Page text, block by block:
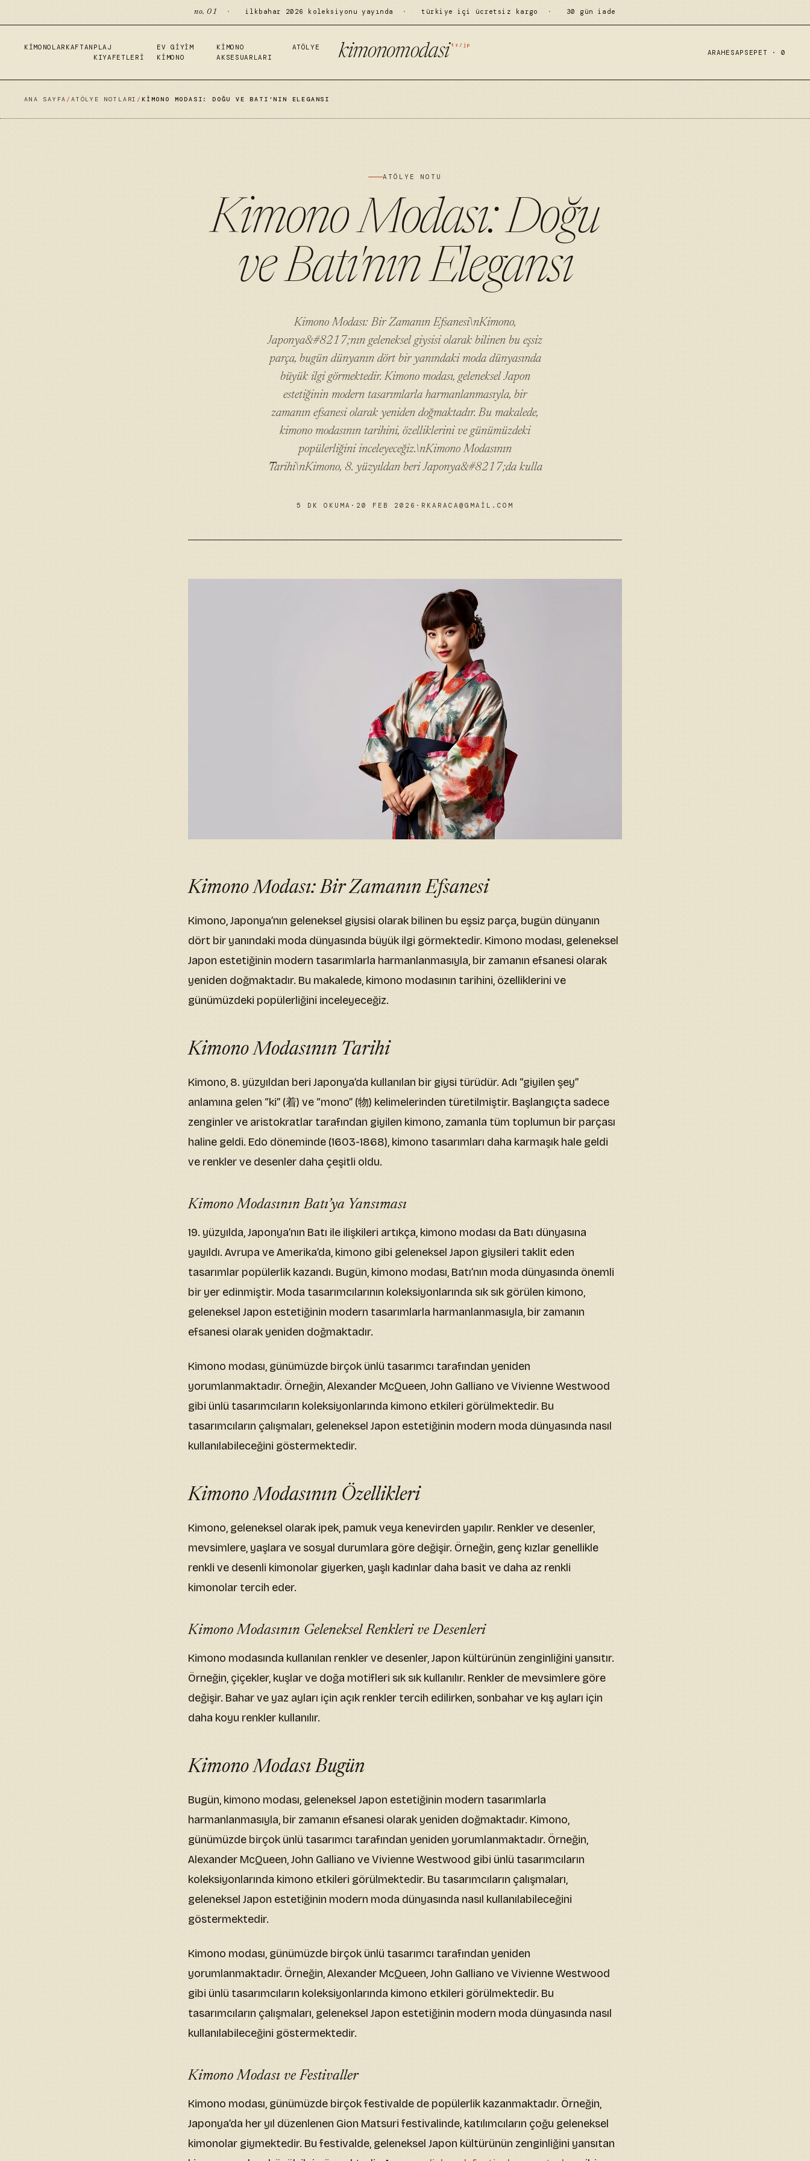
no. 01 · ilkbahar 2026 koleksiyonu yayında · türkiye içi ücretsiz kargo · 30 gün iade
KIMONOLAR KAFTAN PLAJ
KIYAFETLERI
EV GIYIM
KIMONO
KIMONO
AKSESUARLARI
ATÖLYE kimonomodasi tr/jp
ARAHESAP SEPET ·0
ANA SAYFA /ATÖLYE NOTLARI /KIMONO MODASI: DOĞU VE BATI'NIN ELEGANSI
ATÖLYE NOTU
Kimono Modası: Doğu
ve Batı'nın Elegansı
Kimono Modası: Bir Zamanın Efsanesi\nKimono,
Japonya&#8217;nın geleneksel giysisi olarak bilinen bu eşsiz
parça, bugün dünyanın dört bir yanındaki moda dünyasında
büyük ilgi görmektedir. Kimono modası, geleneksel Japon
estetiğinin modern tasarımlarla harmanlanmasıyla, bir
zamanın efsanesi olarak yeniden doğmaktadır. Bu makalede,
kimono modasının tarihini, özelliklerini ve günümüzdeki
popülerliğini inceleyeceğiz.\nKimono Modasının
Tarihi\nKimono, 8. yüzyıldan beri Japonya&#8217;da kulla
5 DK OKUMA · 20 FEB 2026 · RKARACA@GMAIL.COM
Kimono Modası: Bir Zamanın Efsanesi
Kimono, Japonya’nın geleneksel giysisi olarak bilinen bu eşsiz parça, bugün dünyanın
dört bir yanındaki moda dünyasında büyük ilgi görmektedir. Kimono modası, geleneksel
Japon estetiğinin modern tasarımlarla harmanlanmasıyla, bir zamanın efsanesi olarak
yeniden doğmaktadır. Bu makalede, kimono modasının tarihini, özelliklerini ve
günümüzdeki popülerliğini inceleyeceğiz.
Kimono Modasının Tarihi
Kimono, 8. yüzyıldan beri Japonya’da kullanılan bir giysi türüdür. Adı “giyilen şey”
anlamına gelen “ki” (着) ve “mono” (物) kelimelerinden türetilmiştir. Başlangıçta sadece
zenginler ve aristokratlar tarafından giyilen kimono, zamanla tüm toplumun bir parçası
haline geldi. Edo döneminde (1603-1868), kimono tasarımları daha karmaşık hale geldi
ve renkler ve desenler daha çeşitli oldu.
Kimono Modasının Batı’ya Yansıması
19. yüzyılda, Japonya’nın Batı ile ilişkileri artıkça, kimono modası da Batı dünyasına
yayıldı. Avrupa ve Amerika’da, kimono gibi geleneksel Japon giysileri taklit eden
tasarımlar popülerlik kazandı. Bugün, kimono modası, Batı’nın moda dünyasında önemli
bir yer edinmiştir. Moda tasarımcılarının koleksiyonlarında sık sık görülen kimono,
geleneksel Japon estetiğinin modern tasarımlarla harmanlanmasıyla, bir zamanın
efsanesi olarak yeniden doğmaktadır.
Kimono modası, günümüzde birçok ünlü tasarımcı tarafından yeniden
yorumlanmaktadır. Örneğin, Alexander McQueen, John Galliano ve Vivienne Westwood
gibi ünlü tasarımcıların koleksiyonlarında kimono etkileri görülmektedir. Bu
tasarımcıların çalışmaları, geleneksel Japon estetiğinin modern moda dünyasında nasıl
kullanılabileceğini göstermektedir.
Kimono Modasının Özellikleri
Kimono, geleneksel olarak ipek, pamuk veya kenevirden yapılır. Renkler ve desenler,
mevsimlere, yaşlara ve sosyal durumlara göre değişir. Örneğin, genç kızlar genellikle
renkli ve desenli kimonolar giyerken, yaşlı kadınlar daha basit ve daha az renkli
kimonolar tercih eder.
Kimono Modasının Geleneksel Renkleri ve Desenleri
Kimono modasında kullanılan renkler ve desenler, Japon kültürünün zenginliğini yansıtır.
Örneğin, çiçekler, kuşlar ve doğa motifleri sık sık kullanılır. Renkler de mevsimlere göre
değişir. Bahar ve yaz ayları için açık renkler tercih edilirken, sonbahar ve kış ayları için
daha koyu renkler kullanılır.
Kimono Modası Bugün
Bugün, kimono modası, geleneksel Japon estetiğinin modern tasarımlarla
harmanlanmasıyla, bir zamanın efsanesi olarak yeniden doğmaktadır. Kimono,
günümüzde birçok ünlü tasarımcı tarafından yeniden yorumlanmaktadır. Örneğin,
Alexander McQueen, John Galliano ve Vivienne Westwood gibi ünlü tasarımcıların
koleksiyonlarında kimono etkileri görülmektedir. Bu tasarımcıların çalışmaları,
geleneksel Japon estetiğinin modern moda dünyasında nasıl kullanılabileceğini
göstermektedir.
Kimono modası, günümüzde birçok ünlü tasarımcı tarafından yeniden
yorumlanmaktadır. Örneğin, Alexander McQueen, John Galliano ve Vivienne Westwood
gibi ünlü tasarımcıların koleksiyonlarında kimono etkileri görülmektedir. Bu
tasarımcıların çalışmaları, geleneksel Japon estetiğinin modern moda dünyasında nasıl
kullanılabileceğini göstermektedir.
Kimono Modası ve Festivaller
Kimono modası, günümüzde birçok festivalde de popülerlik kazanmaktadır. Örneğin,
Japonya’da her yıl düzenlenen Gion Matsuri festivalinde, katılımcıların çoğu geleneksel
kimonolar giymektedir. Bu festivalde, geleneksel Japon kültürünün zenginliğini yansıtan